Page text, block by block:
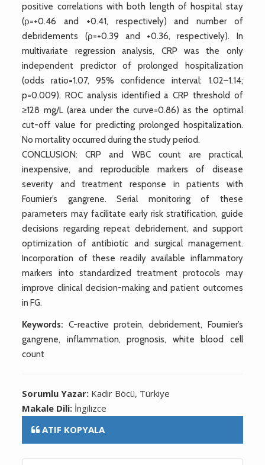
positive correlations with both length of hospital stay
(ρ=+0.46 and +0.41, respectively) and number of
debridements (ρ=+0.39 and +0.36, respectively). In
multivariate regression analysis, CRP was the only
independent predictor of prolonged hospitalization
(odds ratio=1.07, 95% confidence interval: 1.02–1.14;
p=0.009). ROC analysis identified a CRP threshold of
≥128 mg/L (area under the curve=0.86) as the optimal
cut-off value for predicting prolonged hospitalization.
No mortality occurred during the study period.
CONCLUSION: CRP and WBC count are practical,
inexpensive, and reproducible markers of disease
severity and treatment response in patients with
Fournier’s gangrene. Serial monitoring of these
parameters may facilitate early risk stratification, guide
decisions regarding repeat debridement, and support
optimization of antibiotic and surgical management.
Incorporation of these readily available inflammatory
markers into standardized treatment protocols may
improve clinical decision-making and patient outcomes
in FG.
Keywords: C-reactive protein, debridement, Fournier’s
gangrene, inflammation, prognosis, white blood cell
count
Sorumlu Yazar: Kadir Böcü, Türkiye
Makale Dili: İngilizce
ATIF KOPYALA